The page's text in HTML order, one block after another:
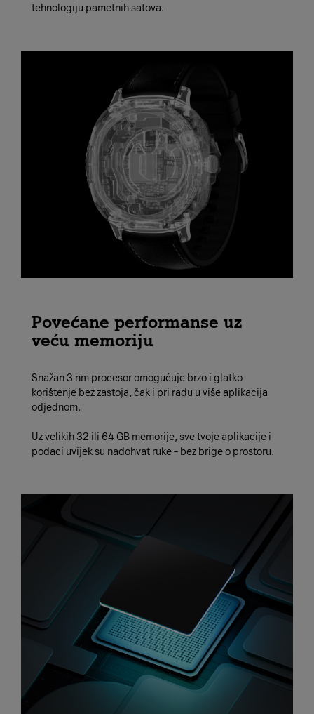
tehnologiju pametnih satova.
Povećane performanse uz
veću memoriju
Snažan 3 nm procesor omogućuje brzo i glatko
korištenje bez zastoja, čak i pri radu u više aplikacija
odjednom.
Uz velikih 32 ili 64 GB memorije, sve tvoje aplikacije i
podaci uvijek su nadohvat ruke – bez brige o prostoru.